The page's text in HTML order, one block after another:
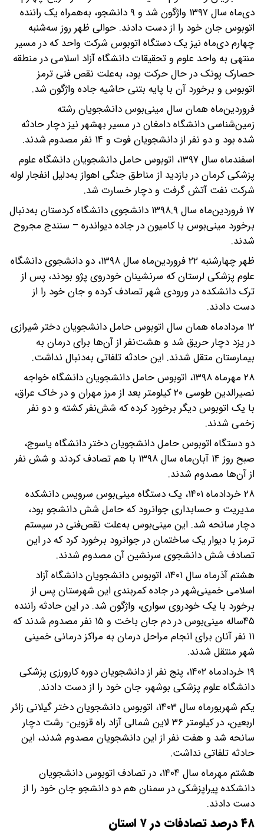
دی‌ماه سال ۱۳۹۷ واژگون شد و ۹ دانشجو، به‌همراه یک راننده
اتوبوس جان خود را از دست دادند. حوالی ظهر روز سه‌شنبه
چهارم دی‌ماه نیز یک دستگاه اتوبوس شرکت واحد که در مسیر
منتهی به واحد علوم و تحقیقات دانشگاه آزاد اسلامی در منطقه
حصارک پونک در حال حرکت بود، به‌علت نقص فنی ترمز
اتوبوس و برخورد آن با پایه بتنی حاشیه جاده واژگون شد.
فروردین‌ماه همان سال مینی‌بوس دانشجویان رشته
زمین‌شناسی دانشگاه دامغان در مسیر بهشهر نیز دچار حادثه
شده بود و دو نفر از دانشجویان فوت و ۱۴ نفر مصدوم شدند.
اسفندماه سال ۱۳۹۷، اتوبوس حامل دانشجویان دانشگاه علوم
پزشکی کرمان در بازدید از مناطق جنگی اهواز به‌دلیل انفجار لوله
شرکت نفت آتش گرفت و دچار خسارت شد.
۱۷ فروردین‌ماه سال ۱۳۹۸.۹ دانشجوی دانشگاه کردستان به‌دنبال
برخورد مینی‌بوس با کامیون در جاده دیواندره – سنندج مجروح
شدند.
ظهر چهارشنبه ۲۲ فروردین‌ماه سال ۱۳۹۸، دو دانشجوی دانشگاه
علوم پزشکی لرستان که سرنشینان خودروی پژو بودند، پس از
ترک دانشکده در ورودی شهر تصادف کرده و جان خود را از
دست دادند.
۱۲ مردادماه همان سال اتوبوس حامل دانشجویان دختر شیرازی
در یزد دچار حریق شد و هشت‌نفر از آن‌ها برای درمان به
بیمارستان متقل شدند. این حادثه تلفاتی به‌دنبال نداشت.
۲۸ مهرماه ۱۳۹۸، اتوبوس حامل دانشجویان دانشگاه خواجه
نصیرالدین طوسی ۲۰ کیلومتر بعد از مرز مهران و در خاک عراق،
با یک اتوبوس دیگر برخورد کرده که شش‌نفر کشته و دو نفر
زخمی شدند.
دو دستگاه اتوبوس حامل دانشجویان دختر دانشگاه یاسوج،
صبح روز ۱۴ آبان‌ماه سال ۱۳۹۸ با هم تصادف کردند و شش نفر
از آن‌ها مصدوم شدند.
۲۸ خردادماه ۱۴۰۱، یک دستگاه مینی‌بوس سرویس دانشکده
مدیریت و حسابداری جوانرود که حامل شش دانشجو بود،
دچار سانحه شد. این مینی‌بوس به‌علت نقص‌فنی در سیستم
ترمز با دیوار یک ساختمان در جوانرود برخورد کرد که در این
تصادف شش دانشجوی سرنشین آن مصدوم شدند.
هشتم آذرماه سال ۱۴۰۱، اتوبوس دانشجویان دانشگاه آزاد
اسلامی خمینی‌شهر در جاده کمربندی این شهرستان پس از
برخورد با یک خودروی سواری، واژگون شد. در این حادثه راننده
۴۵ساله مینی‌بوس در دم جان باخت و ۱۵ نفر مصدوم شدند که
۱۱ نفر آنان برای انجام مراحل درمان به مراکز درمانی خمینی
شهر منتقل شدند.
۱۹ خردادماه ۱۴۰۲، پنج نفر از دانشجویان دوره کارورزی پزشکی
دانشگاه علوم پزشکی بوشهر، جان خود را از دست دادند.
یکم شهریورماه سال ۱۴۰۳، اتوبوس دانشجویان دختر گیلانی زائر
اربعین، در کیلومتر ۳۶ لاین شمالی آزاد راه قزوین- رشت دچار
سانحه شد و هفت نفر از این دانشجویان مصدوم شدند، این
حادثه تلفاتی نداشت.
هشتم مهرماه سال ۱۴۰۴، در تصادف اتوبوس دانشجویان
دانشکده پیراپزشکی در سمنان هم دو دانشجو جان خود را از
دست دادند.
۴۸ درصد تصادفات در ۷ استان